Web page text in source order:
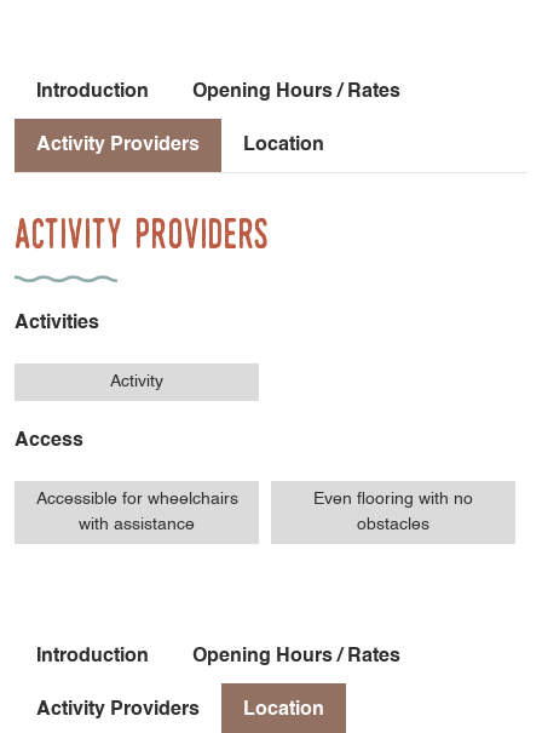
Introduction Opening Hours / Rates
Activity Providers Location
Activity Providers
Activities
Activity
Access
Accessible for wheelchairs
with assistance
Even flooring with no
obstacles
Introduction Opening Hours / Rates
Activity Providers Location